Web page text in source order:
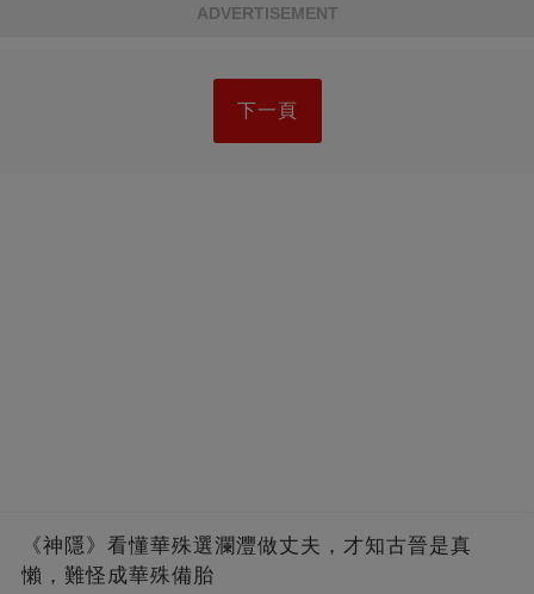
ADVERTISEMENT
下一頁
《神隱》看懂華殊選瀾灃做丈夫，才知古晉是真
懶，難怪成華殊備胎